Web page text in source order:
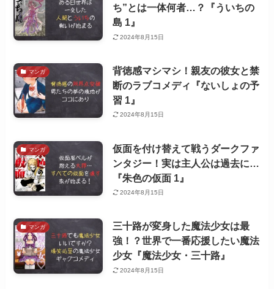
ち”とは一体何者…？『ういちの
島 1』
2024年8月15日
マンガ
背徳感マシマシ！親友の彼女と禁
断のラブコメディ『ないしょの予
習 1』
2024年8月15日
マンガ
仮面を付け替えて戦うダークファ
ンタジー！実は主人公は過去に…
『朱色の仮面 1』
2024年8月15日
マンガ
三十路が変身した魔法少女は最
強！？世界で一番応援したい魔法
少女『魔法少女・三十路』
2024年8月15日